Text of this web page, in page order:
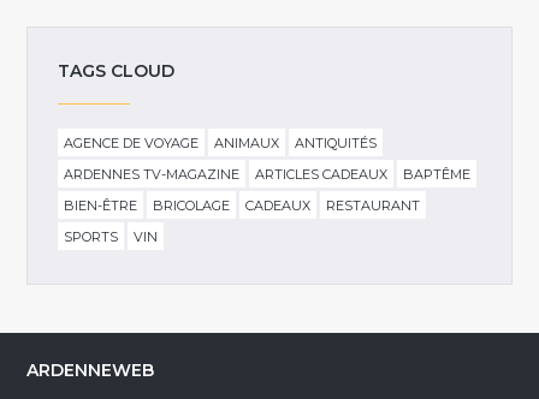
TAGS CLOUD
AGENCE DE VOYAGE ANIMAUX
ANTIQUITÉS
ARDENNES TV-MAGAZINE
ARTICLES CADEAUX
BAPTÊME
BIEN-ÊTRE
BRICOLAGE CADEAUX
RESTAURANT
SPORTS
VIN
ARDENNEWEB